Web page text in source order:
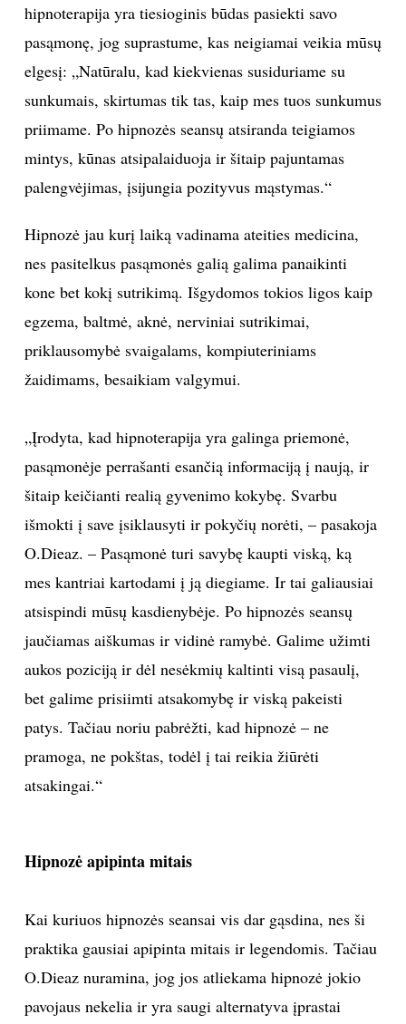
VAIKAI
NELAIMĖS
KONTAKTAI
PRIVATUMO POLITIKA
Sekite mus:
PRENUMERUOK
Prenumeruodami portalą,
Jūs sutinkate su
hipnoterapija yra tiesioginis būdas pasiekti savo
pasąmonę, jog suprastume, kas neigiamai veikia mūsų
elgesį: „Natūralu, kad kiekvienas susiduriame su
sunkumais, skirtumas tik tas, kaip mes tuos sunkumus
priimame. Po hipnozės seansų atsiranda teigiamos
mintys, kūnas atsipalaiduoja ir šitaip pajuntamas
palengvėjimas, įsijungia pozityvus mąstymas.“
Hipnozė jau kurį laiką vadinama ateities medicina,
nes pasitelkus pasąmonės galią galima panaikinti
kone bet kokį sutrikimą. Išgydomos tokios ligos kaip
egzema, baltmė, aknė, nerviniai sutrikimai,
priklausomybė svaigalams, kompiuteriniams
žaidimams, besaikiam valgymui.
„Įrodyta, kad hipnoterapija yra galinga priemonė,
pasąmonėje perrašanti esančią informaciją į naują, ir
šitaip keičianti realią gyvenimo kokybę. Svarbu
išmokti į save įsiklausyti ir pokyčių norėti, – pasakoja
O.Dieaz. – Pasąmonė turi savybę kaupti viską, ką
mes kantriai kartodami į ją diegiame. Ir tai galiausiai
atsispindi mūsų kasdienybėje. Po hipnozės seansų
jaučiamas aiškumas ir vidinė ramybė. Galime užimti
aukos poziciją ir dėl nesėkmių kaltinti visą pasaulį,
bet galime prisiimti atsakomybę ir viską pakeisti
patys. Tačiau noriu pabrėžti, kad hipnozė – ne
pramoga, ne pokštas, todėl į tai reikia žiūrėti
atsakingai.“
Hipnozė apipinta mitais
Kai kuriuos hipnozės seansai vis dar gąsdina, nes ši
praktika gausiai apipinta mitais ir legendomis. Tačiau
O.Dieaz nuramina, jog jos atliekama hipnozė jokio
pavojaus nekelia ir yra saugi alternatyva įprastai